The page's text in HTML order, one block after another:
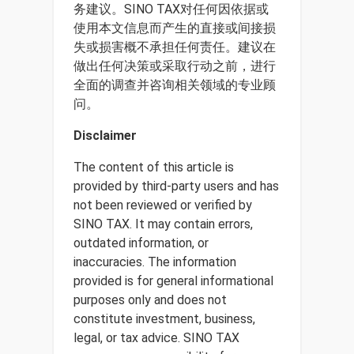
务建议。SINO TAX对任何因依据或
使用本文信息而产生的直接或间接损
失或损害概不承担任何责任。建议在
做出任何决策或采取行动之前，进行
全面的调查并咨询相关领域的专业顾
问。
Disclaimer
The content of this article is
provided by third-party users and has
not been reviewed or verified by
SINO TAX. It may contain errors,
outdated information, or
inaccuracies. The information
provided is for general informational
purposes only and does not
constitute investment, business,
legal, or tax advice. SINO TAX